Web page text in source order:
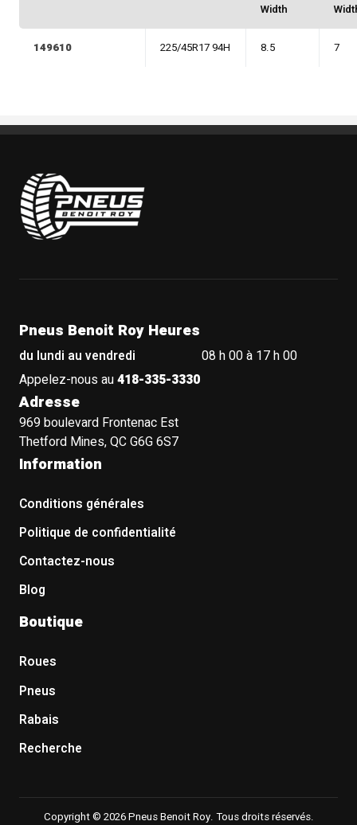
Width
149610 225/45R17 94H 8.5 7
Pneus Benoit Roy
Pneus Benoit Roy Heures
du lundi au vendredi
08 h 00 à 17 h 00
Appelez-nous au418-335-3330
Adresse
969 boulevard Frontenac Est
Thetford Mines, QC G6G 6S7
Information
Conditions générales
Politique de confidentialité
Contactez-nous
Blog
Boutique
Roues
Pneus
Rabais
Recherche
Copyright © 2026 Pneus Benoit Roy. Tous droits réservés.